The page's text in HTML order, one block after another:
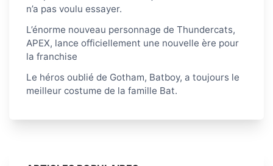
n’a pas voulu essayer.
L’énorme nouveau personnage de Thundercats,
APEX, lance officiellement une nouvelle ère pour
la franchise
Le héros oublié de Gotham, Batboy, a toujours le
meilleur costume de la famille Bat.